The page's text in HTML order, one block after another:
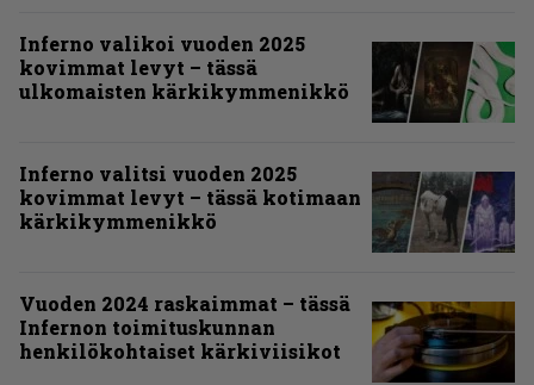
Inferno valikoi vuoden 2025
kovimmat levyt – tässä
ulkomaisten kärkikymmenikkö
Inferno valitsi vuoden 2025
kovimmat levyt – tässä kotimaan
kärkikymmenikkö
Vuoden 2024 raskaimmat – tässä
Infernon toimituskunnan
henkilökohtaiset kärkiviisikot